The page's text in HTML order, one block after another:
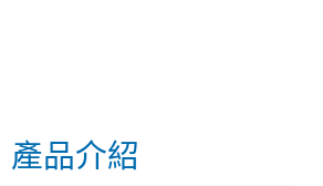
產品介紹